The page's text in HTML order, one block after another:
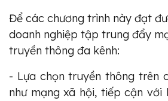
Để các chương trình này đạt
doanh nghiệp tập trung đẩy
truyền thông đa kênh:
- Lựa chọn truyền thông trên
như mạng xã hội, tiếp cận với